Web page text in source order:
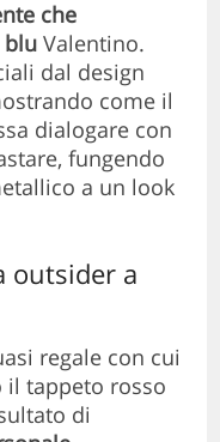
che
blu Valentino.
dal design
come il
dialogare con
fungendo
a un look
outsider a
regale con cui
il tappeto rosso
di